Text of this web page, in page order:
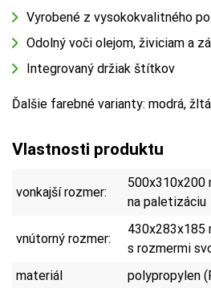
Vyrobené z vysokokvalitného
Odolný voči olejom, živiciam a
Integrovaný držiak štítkov
Ďalšie farebné varianty: modrá,
Vlastnosti produktu
vonkajší rozmer:
500x310x200
na paletizáciu
vnútorný rozmer:
430x283x185
s rozmermi
materiál
polypropylen